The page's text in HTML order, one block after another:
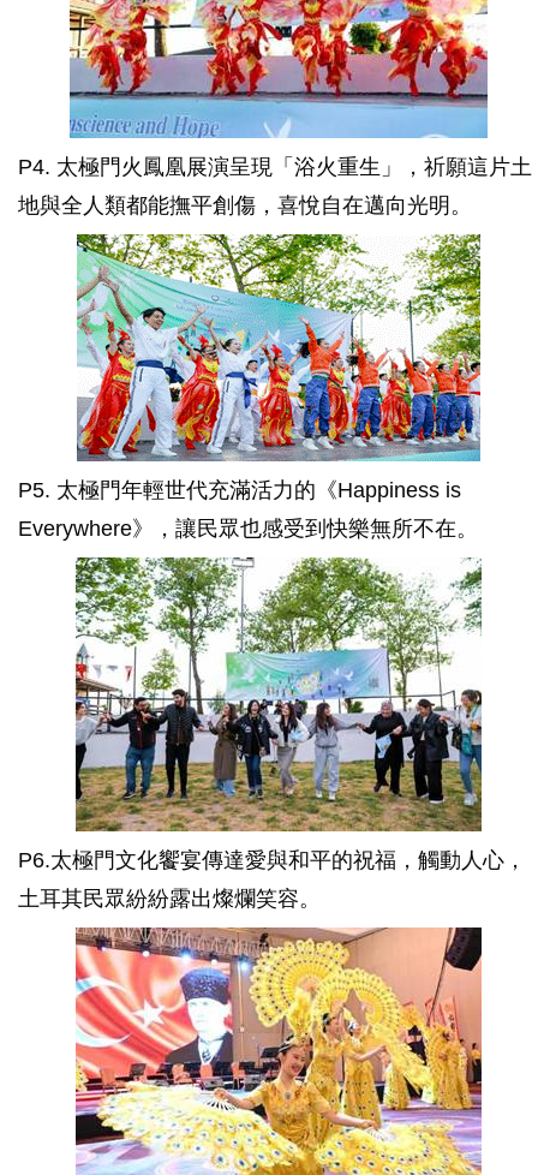
P4. 太極門火鳳凰展演呈現「浴火重生」，祈願這片土
地與全人類都能撫平創傷，喜悅自在邁向光明。
P5. 太極門年輕世代充滿活力的《Happiness is
Everywhere》，讓民眾也感受到快樂無所不在。
P6.太極門文化饗宴傳達愛與和平的祝福，觸動人心，
土耳其民眾紛紛露出燦爛笑容。